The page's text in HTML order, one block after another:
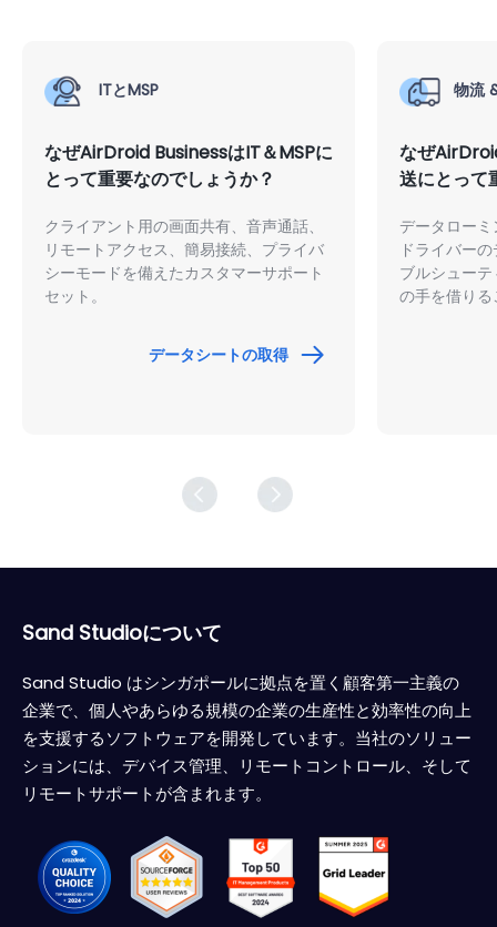
ITとMSP
なぜAirDroid BusinessはIT＆MSPに
とって重要なのでしょうか？
クライアント用の画面共有、音声通話、
リモートアクセス、簡易接続、プライバ
シーモードを備えたカスタマーサポート
セット。
データシートの取得
物流
なぜ
送にとって
データロー
ドライバー
ブルシュー
の手を借り
Sand Studioについて
Sand Studio はシンガポールに拠点を置く顧客第一主義の
企業で、個人やあらゆる規模の企業の生産性と効率性の向上
を支援するソフトウェアを開発しています。当社のソリュー
ションには、デバイス管理、リモートコントロール、そして
リモートサポートが含まれます。